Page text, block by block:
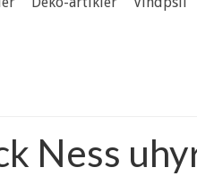
Ness